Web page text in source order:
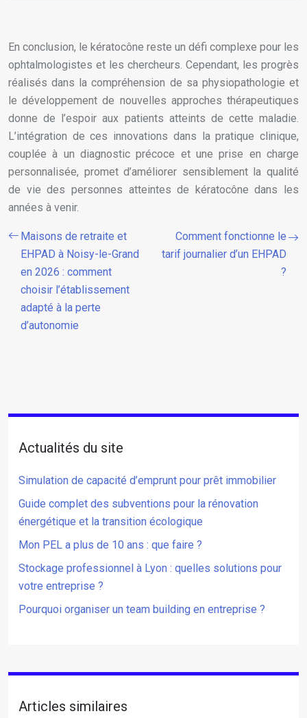
En conclusion, le kératocône reste un défi complexe pour les
ophtalmologistes et les chercheurs. Cependant, les progrès
réalisés dans la compréhension de sa physiopathologie et
le développement de nouvelles approches thérapeutiques
donne de l’espoir aux patients atteints de cette maladie.
L’intégration de ces innovations dans la pratique clinique,
couplée à un diagnostic précoce et une prise en charge
personnalisée, promet d’améliorer sensiblement la qualité
de vie des personnes atteintes de kératocône dans les
années à venir.
Maisons de retraite et
EHPAD à Noisy-le-Grand
en 2026 : comment
choisir l’établissement
adapté à la perte
d’autonomie
Comment fonctionne le
tarif journalier d’un EHPAD
?
Actualités du site
Simulation de capacité d’emprunt pour prêt immobilier
Guide complet des subventions pour la rénovation
énergétique et la transition écologique
Mon PEL a plus de 10 ans : que faire ?
Stockage professionnel à Lyon : quelles solutions pour
votre entreprise ?
Pourquoi organiser un team building en entreprise ?
Articles similaires